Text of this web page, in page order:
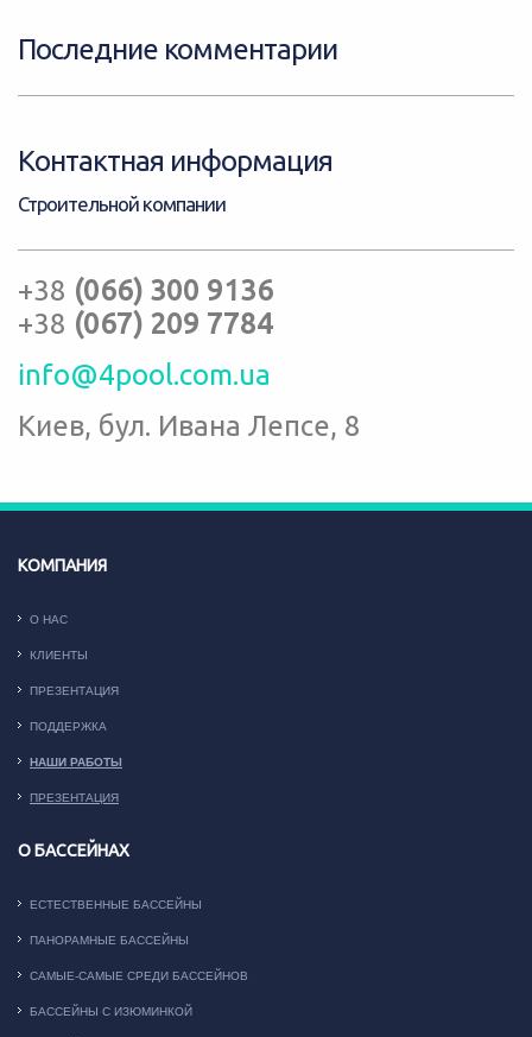
Последние комментарии
Контактная информация
Строительной компании
+38 (066) 300 9136
+38 (067) 209 7784
info@4pool.com.ua
Киев, бул. Ивана Лепсе, 8
КОМПАНИЯ
О НАС
КЛИЕНТЫ
ПРЕЗЕНТАЦИЯ
ПОДДЕРЖКА
НАШИ РАБОТЫ
ПРЕЗЕНТАЦИЯ
О БАССЕЙНАХ
ЕСТЕСТВЕННЫЕ БАССЕЙНЫ
ПАНОРАМНЫЕ БАССЕЙНЫ
САМЫЕ-САМЫЕ СРЕДИ БАССЕЙНОВ
БАССЕЙНЫ С ИЗЮМИНКОЙ